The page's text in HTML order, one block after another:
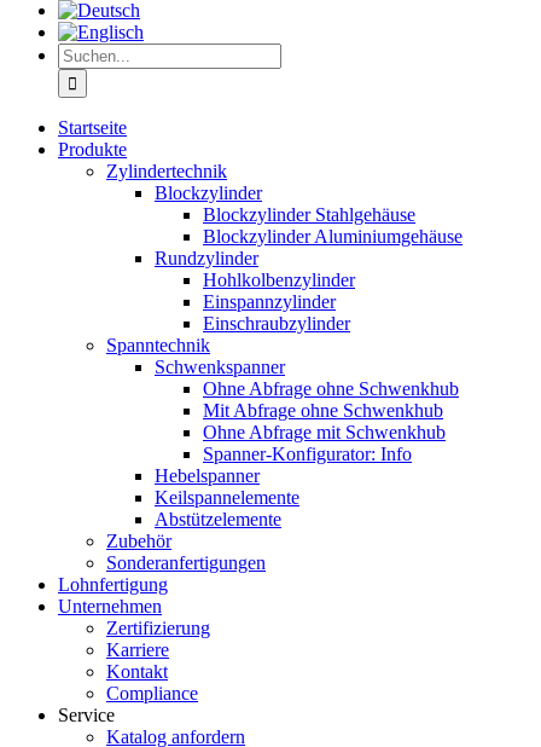
Suche
nach:
Startseite
Produkte
Zylindertechnik
Blockzylinder
Blockzylinder Stahlgehäuse
Blockzylinder Aluminiumgehäuse
Rundzylinder
Hohlkolbenzylinder
Einspannzylinder
Einschraubzylinder
Spanntechnik
Schwenkspanner
Ohne Abfrage ohne Schwenkhub
Mit Abfrage ohne Schwenkhub
Ohne Abfrage mit Schwenkhub
Spanner-Konfigurator: Info
Hebelspanner
Keilspannelemente
Abstützelemente
Zubehör
Sonderanfertigungen
Lohnfertigung
Unternehmen
Zertifizierung
Karriere
Kontakt
Compliance
Service
Katalog anfordern